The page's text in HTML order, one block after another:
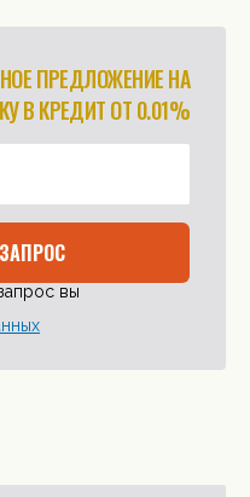
ПРЕДЛОЖЕНИЕ НА
В КРЕДИТ ОТ 0.01%
вы